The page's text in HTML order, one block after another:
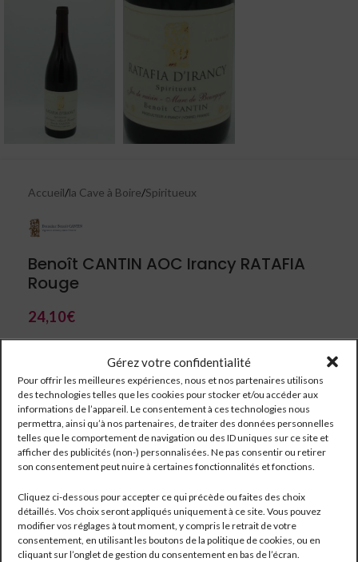
Gérez votre confidentialité
Pour offrir les meilleures expériences, nous et nos partenaires utilisons
des technologies telles que les cookies pour stocker et/ou accéder aux
informations de l’appareil. Le consentement à ces technologies nous
permettra, ainsi qu’à nos partenaires, de traiter des données personnelles
telles que le comportement de navigation ou des ID uniques sur ce site et
afficher des publicités (non-) personnalisées. Ne pas consentir ou retirer
son consentement peut nuire à certaines fonctionnalités et fonctions.
Cliquez ci-dessous pour accepter ce qui précède ou faites des choix
détaillés. Vos choix seront appliqués uniquement à ce site. Vous pouvez
modifier vos réglages à tout moment, y compris le retrait de votre
consentement, en utilisant les boutons de la politique de cookies, ou en
cliquant sur l’onglet de gestion du consentement en bas de l’écran.
Accueil/la Cave à Boire/Spiritueux
Benoît CANTIN AOC Irancy RATAFIA
Rouge
24,10€